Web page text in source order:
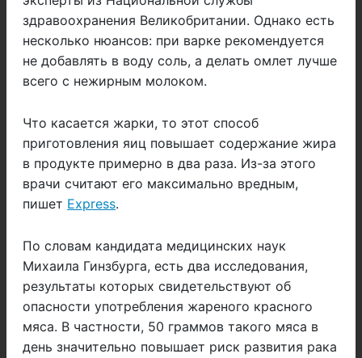
здравоохранения Великобритании. Однако есть
несколько нюансов: при варке рекомендуется
не добавлять в воду соль, а делать омлет лучше
всего с нежирным молоком.
Что касается жарки, то этот способ
приготовления яиц повышает содержание жира
в продукте примерно в два раза. Из-за этого
врачи считают его максимально вредным,
пишет Express.
По словам кандидата медицинских наук
Михаила Гинзбурга, есть два исследования,
результаты которых свидетельствуют об
опасности употребления жареного красного
мяса. В частности, 50 граммов такого мяса в
день значительно повышает риск развития рака